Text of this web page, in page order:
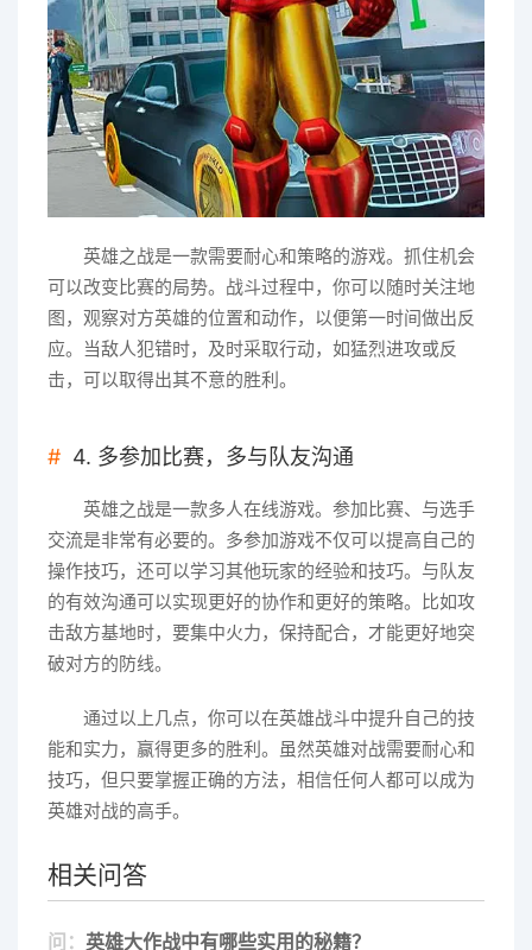
英雄之战是一款需要耐心和策略的游戏。抓住机会
可以改变比赛的局势。战斗过程中，你可以随时关注地
图，观察对方英雄的位置和动作，以便第一时间做出反
应。当敌人犯错时，及时采取行动，如猛烈进攻或反
击，可以取得出其不意的胜利。
4. 多参加比赛，多与队友沟通
英雄之战是一款多人在线游戏。参加比赛、与选手
交流是非常有必要的。多参加游戏不仅可以提高自己的
操作技巧，还可以学习其他玩家的经验和技巧。与队友
的有效沟通可以实现更好的协作和更好的策略。比如攻
击敌方基地时，要集中火力，保持配合，才能更好地突
破对方的防线。
通过以上几点，你可以在英雄战斗中提升自己的技
能和实力，赢得更多的胜利。虽然英雄对战需要耐心和
技巧，但只要掌握正确的方法，相信任何人都可以成为
英雄对战的高手。
相关问答
问： 英雄大作战中有哪些实用的秘籍？